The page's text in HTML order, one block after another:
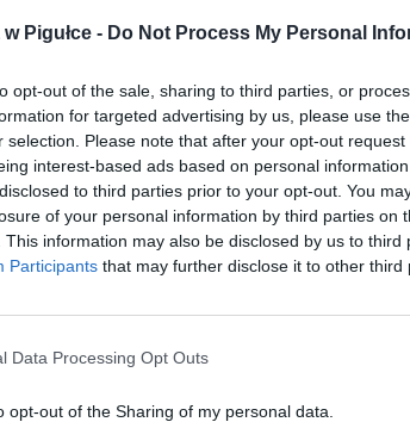
Pigułce - Do Not Process My Personal
opt-out of the sale, sharing to third parties, or
for targeted advertising by us, please use
selection. Please note that after your opt-out
interest-based ads based on personal
to third parties prior to your opt-out. You
of your personal information by third parties on
This information may also be disclosed by us to third
Participants that may further disclose it to other third
Data Processing Opt Outs
opt-out of the Sharing of my personal data.
MÓWIĄ SAME ZA SIEBIE
wysiłków, by monitorować zasiłki
połowie 2023 roku przeprowadzono aż 117,2
lekarskich. Jak podaje portal money.pl, efekty tych
Na podstawie dokładnych badań zasiłki
zostały obniżone, co przekłada się na